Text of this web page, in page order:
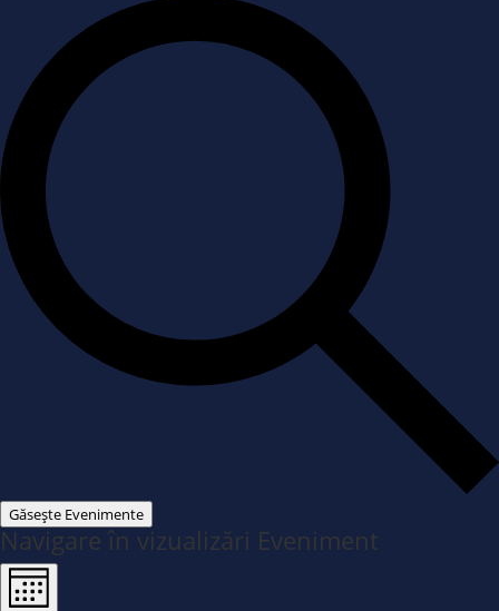
Găsește Evenimente
Navigare în vizualizări Eveniment